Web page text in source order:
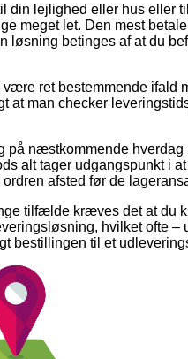
din lejlighed eller hus eller
meget let. Den mest
løsning betinges af at du
ret bestemmende ifald
at man checker
på næstkommende hverdag
alt tager udgangspunkt i
afsted før de
tilfælde kræves det at du
hvilket ofte –
bestillingen til et